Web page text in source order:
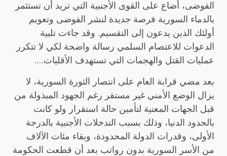
الفوضى، أضاع على القوى الأجنبية التي تريد أن تستثمر
بالدماء السورية فرصة جديدة لنشر الفوضى وتعويم
أولئك الذين يدعون إلى التقسيم. وقد جاءت تلبية
الدعوات للاعتصام السلمي رسالة واضحة لكي لا تتكرر
عمليات القتل والهجمات التي تستهدف الأقليات….
بعد مضي قرابة العام على انتصار الثورة السورية، لا
يزال الوضع الأمني غير مستقر رغم الجهود المبذولة من
قبل الجهات المعنية لتأمين حالة استقرار ولو كانت
بالحدود الدنيا، وذلك بسبب التدخلات الأجنبية بالدرجة
الأولى، وقدرات الدولة المحدودة، وبقاء مئات الآلاف
من الأسر السورية بدون رواتب بعد أن قطعت الحكومة